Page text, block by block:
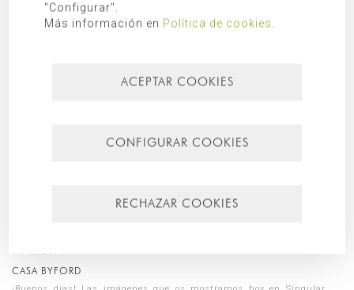
19/05/2016
CASA BYFORD
"Configurar".
Más información en Política de cookies.
ACEPTAR COOKIES
CONFIGURAR COOKIES
RECHAZAR COOKIES